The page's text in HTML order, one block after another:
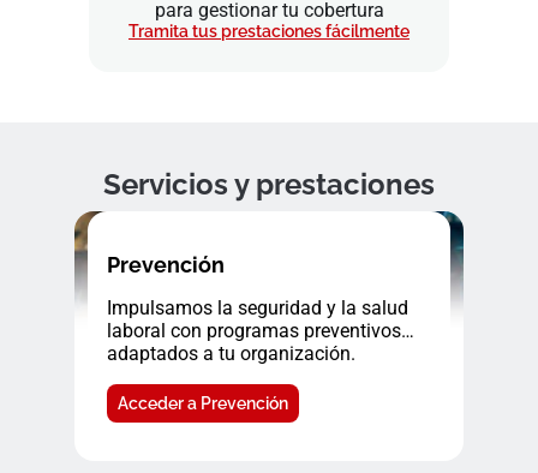
para gestionar tu cobertura
Tramita tus prestaciones fácilmente
Servicios y prestaciones
Prevención
Impulsamos la seguridad y la salud
laboral con programas preventivos
adaptados a tu organización.
Acceder a Prevención